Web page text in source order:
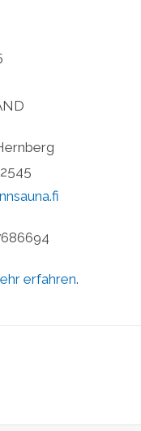
erfahren.